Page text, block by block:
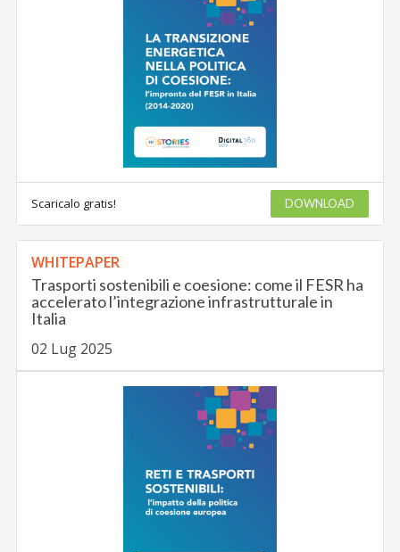
Scaricalo gratis! DOWNLOAD
WHITEPAPER
Trasporti sostenibili e coesione: come il FESR ha
accelerato l’integrazione infrastrutturale in
Italia
02 Lug 2025